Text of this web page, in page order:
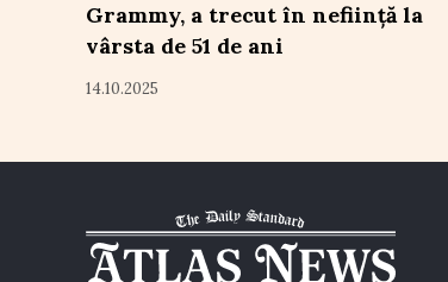
Grammy, a trecut în neființă la
vârsta de 51 de ani
14.10.2025